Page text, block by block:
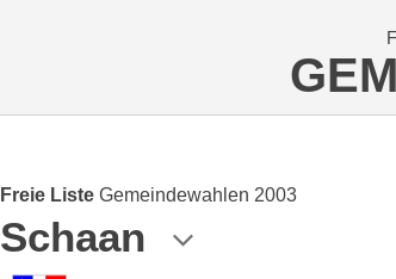
Freie Liste Gemeindewahlen 2003
Schaan